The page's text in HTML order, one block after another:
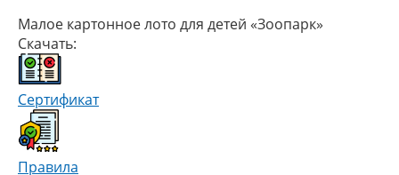
Малое картонное лото для детей «Зоопарк»
Скачать:
Сертификат
Правила